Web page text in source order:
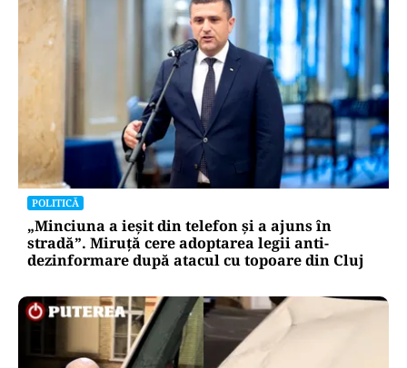
POLITICĂ
„Minciuna a ieșit din telefon și a ajuns în
stradă”. Miruță cere adoptarea legii anti-
dezinformare după atacul cu topoare din Cluj